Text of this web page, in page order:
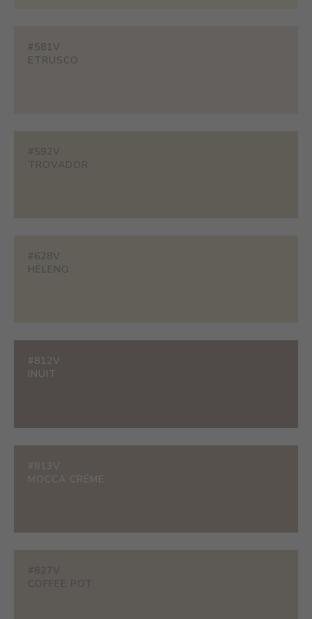
#581V
ETRUSCO
#592V
TROVADOR
#628V
HELENO
#812V
INUIT
#813V
MOCCA CRÉME
#827V
COFFEE POT